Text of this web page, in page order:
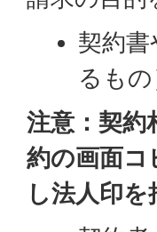
契約
るもの
注意：契約
約の画面コ
し法人印